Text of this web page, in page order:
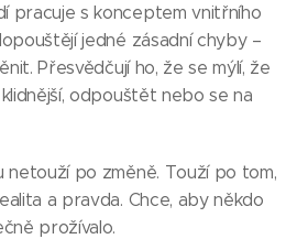
pracuje s konceptem vnitřního
jedné zásadní chyby –
Přesvědčují ho, že se mýlí, že
odpouštět nebo se na
netouží po změně. Touží po tom,
a pravda. Chce, aby někdo
prožívalo.